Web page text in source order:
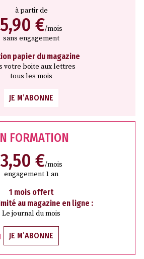
à partir de
5,90 €/mois
sans engagement
papier du magazine
votre boite aux lettres
tous les mois
JE M’ABONNE
FORMATION
3,50 €/mois
engagement 1 an
1 mois offert
au magazine en ligne :
Le journal du mois
JE M’ABONNE